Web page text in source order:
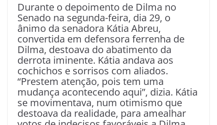
Durante o depoimento de Dilma no
Senado na segunda-feira, dia 29, o
ânimo da senadora Kátia Abreu,
convertida em defensora ferrenha de
Dilma, destoa­va do abatimento da
derrota iminente. Kátia andava aos
cochichos e sorrisos com aliados.
“Prestem atenção, pois tem uma
mudança acontecendo aqui”, dizia. Kátia
se movimentava, num otimismo que
destoava da realidade, para amealhar